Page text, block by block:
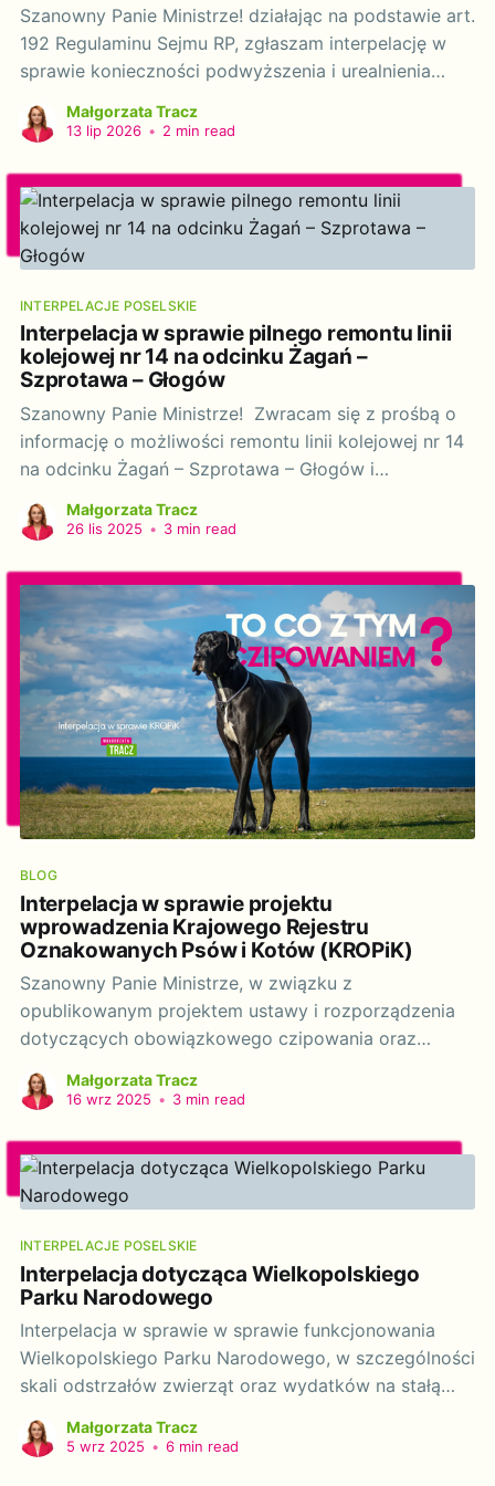
Szanowny Panie Ministrze! działając na podstawie art.
192 Regulaminu Sejmu RP, zgłaszam interpelację w
sprawie konieczności podwyższenia i urealnienia
zatrzymanie i postój pojazdów. Zmiany te powinny
pojazdów w strefach obowiązywania znaków
drogowych B-35 (zakaz postoju) oraz B-36 (zakaz
parkowania)
Małgorzata Tracz
13 lip 2026 • 2 min read
INTERPELACJE POSELSKIE
Interpelacja w sprawie pilnego remontu linii
kolejowej nr 14 na odcinku Żagań –
Szprotawa – Głogów
Szanowny Panie Ministrze! Zwracam się z prośbą o
informację o możliwości remontu linii kolejowej nr 14
na odcinku Żagań – Szprotawa – Głogów i
interpelacji załączam petycję z dnia 14 listopada
Klimczaka wystosowaną przez Gminę Szprotawa,
Gminę Żagań o
Małgorzata Tracz
26 lis 2025 • 3 min read
BLOG
Interpelacja w sprawie projektu
wprowadzenia Krajowego Rejestru
Oznakowanych Psów i Kotów (KROPiK)
Szanowny Panie Ministrze, w związku z
opublikowanym projektem ustawy i rozporządzenia
dotyczących obowiązkowego czipowania oraz
zwracam się do Pana Ministra z szeregiem pytań i
pozarządowe, w tym Fundacja Międzynarodowy Ruch
na Rzecz Zwierząt – Viva!. Projekt w obecnym
kształcie,
Małgorzata Tracz
16 wrz 2025 • 3 min read
INTERPELACJE POSELSKIE
Interpelacja dotycząca Wielkopolskiego
Parku Narodowego
Interpelacja w sprawie w sprawie funkcjonowania
Wielkopolskiego Parku Narodowego, w szczególności
skali odstrzałów zwierząt oraz wydatków na stałą
SLAPP Treść interpelacji: Szanowna Pani Minister!
Małgorzata Tracz
5 wrz 2025 • 6 min read